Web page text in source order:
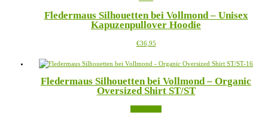
gewählt
werden
auf.
Die
können
der
gewählt
werden
Fledermaus Silhouetten bei Vollmond – Unisex
Kapuzenpullover Hoodie
€36,95Dieses
weist
Varianten
auf.
Fledermaus Silhouetten bei Vollmond – Organic
Oversized Shirt ST/ST